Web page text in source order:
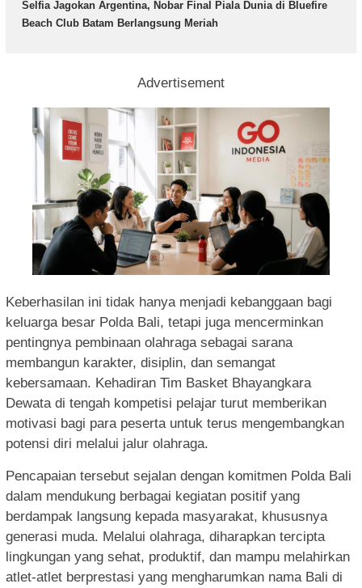
Selfia Jagokan Argentina, Nobar Final Piala Dunia di Bluefire
Beach Club Batam Berlangsung Meriah
Advertisement
Keberhasilan ini tidak hanya menjadi kebanggaan bagi
keluarga besar Polda Bali, tetapi juga mencerminkan
pentingnya pembinaan olahraga sebagai sarana
membangun karakter, disiplin, dan semangat
kebersamaan. Kehadiran Tim Basket Bhayangkara
Dewata di tengah kompetisi pelajar turut memberikan
motivasi bagi para peserta untuk terus mengembangkan
potensi diri melalui jalur olahraga.
Pencapaian tersebut sejalan dengan komitmen Polda Bali
dalam mendukung berbagai kegiatan positif yang
berdampak langsung kepada masyarakat, khususnya
generasi muda. Melalui olahraga, diharapkan tercipta
lingkungan yang sehat, produktif, dan mampu melahirkan
atlet-atlet berprestasi yang mengharumkan nama Bali di